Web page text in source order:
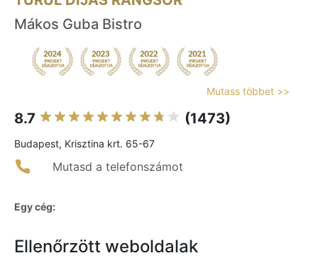
Mákos Guba Bistro
Mutass többet >>
8.7 (1473)
Budapest, Krisztina krt. 65-67
Mutasd a telefonszámot
Egy cég:
Ellenőrzött weboldalak